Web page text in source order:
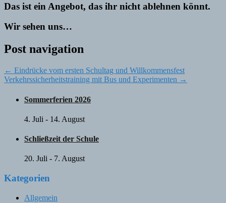
Das ist ein Angebot, das ihr nicht ablehnen könnt.
Wir sehen uns…
Post navigation
← Eindrücke vom ersten Schultag und Willkommensfest
Verkehrssicherheitstraining mit Bus und Experimenten →
Sommerferien 2026
4. Juli - 14. August
Schließzeit der Schule
20. Juli - 7. August
Kategorien
Allgemein